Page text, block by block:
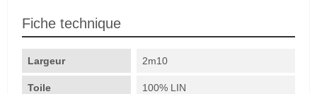
Fiche technique
Largeur 2m10
Toile 100% LIN